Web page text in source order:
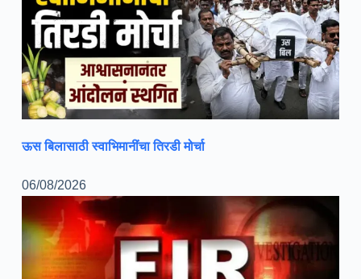
ऊस बिलासाठी स्वाभिमानींचा तिरडी मोर्चा
06/08/2026